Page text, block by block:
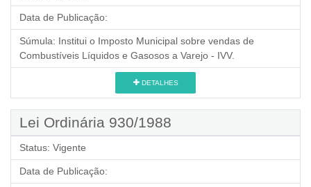
Data de Publicação:
Súmula: Institui o Imposto Municipal sobre vendas de
Combustíveis Líquidos e Gasosos a Varejo - IVV.
DETALHES
Lei Ordinária 930/1988
Status: Vigente
Data de Publicação: